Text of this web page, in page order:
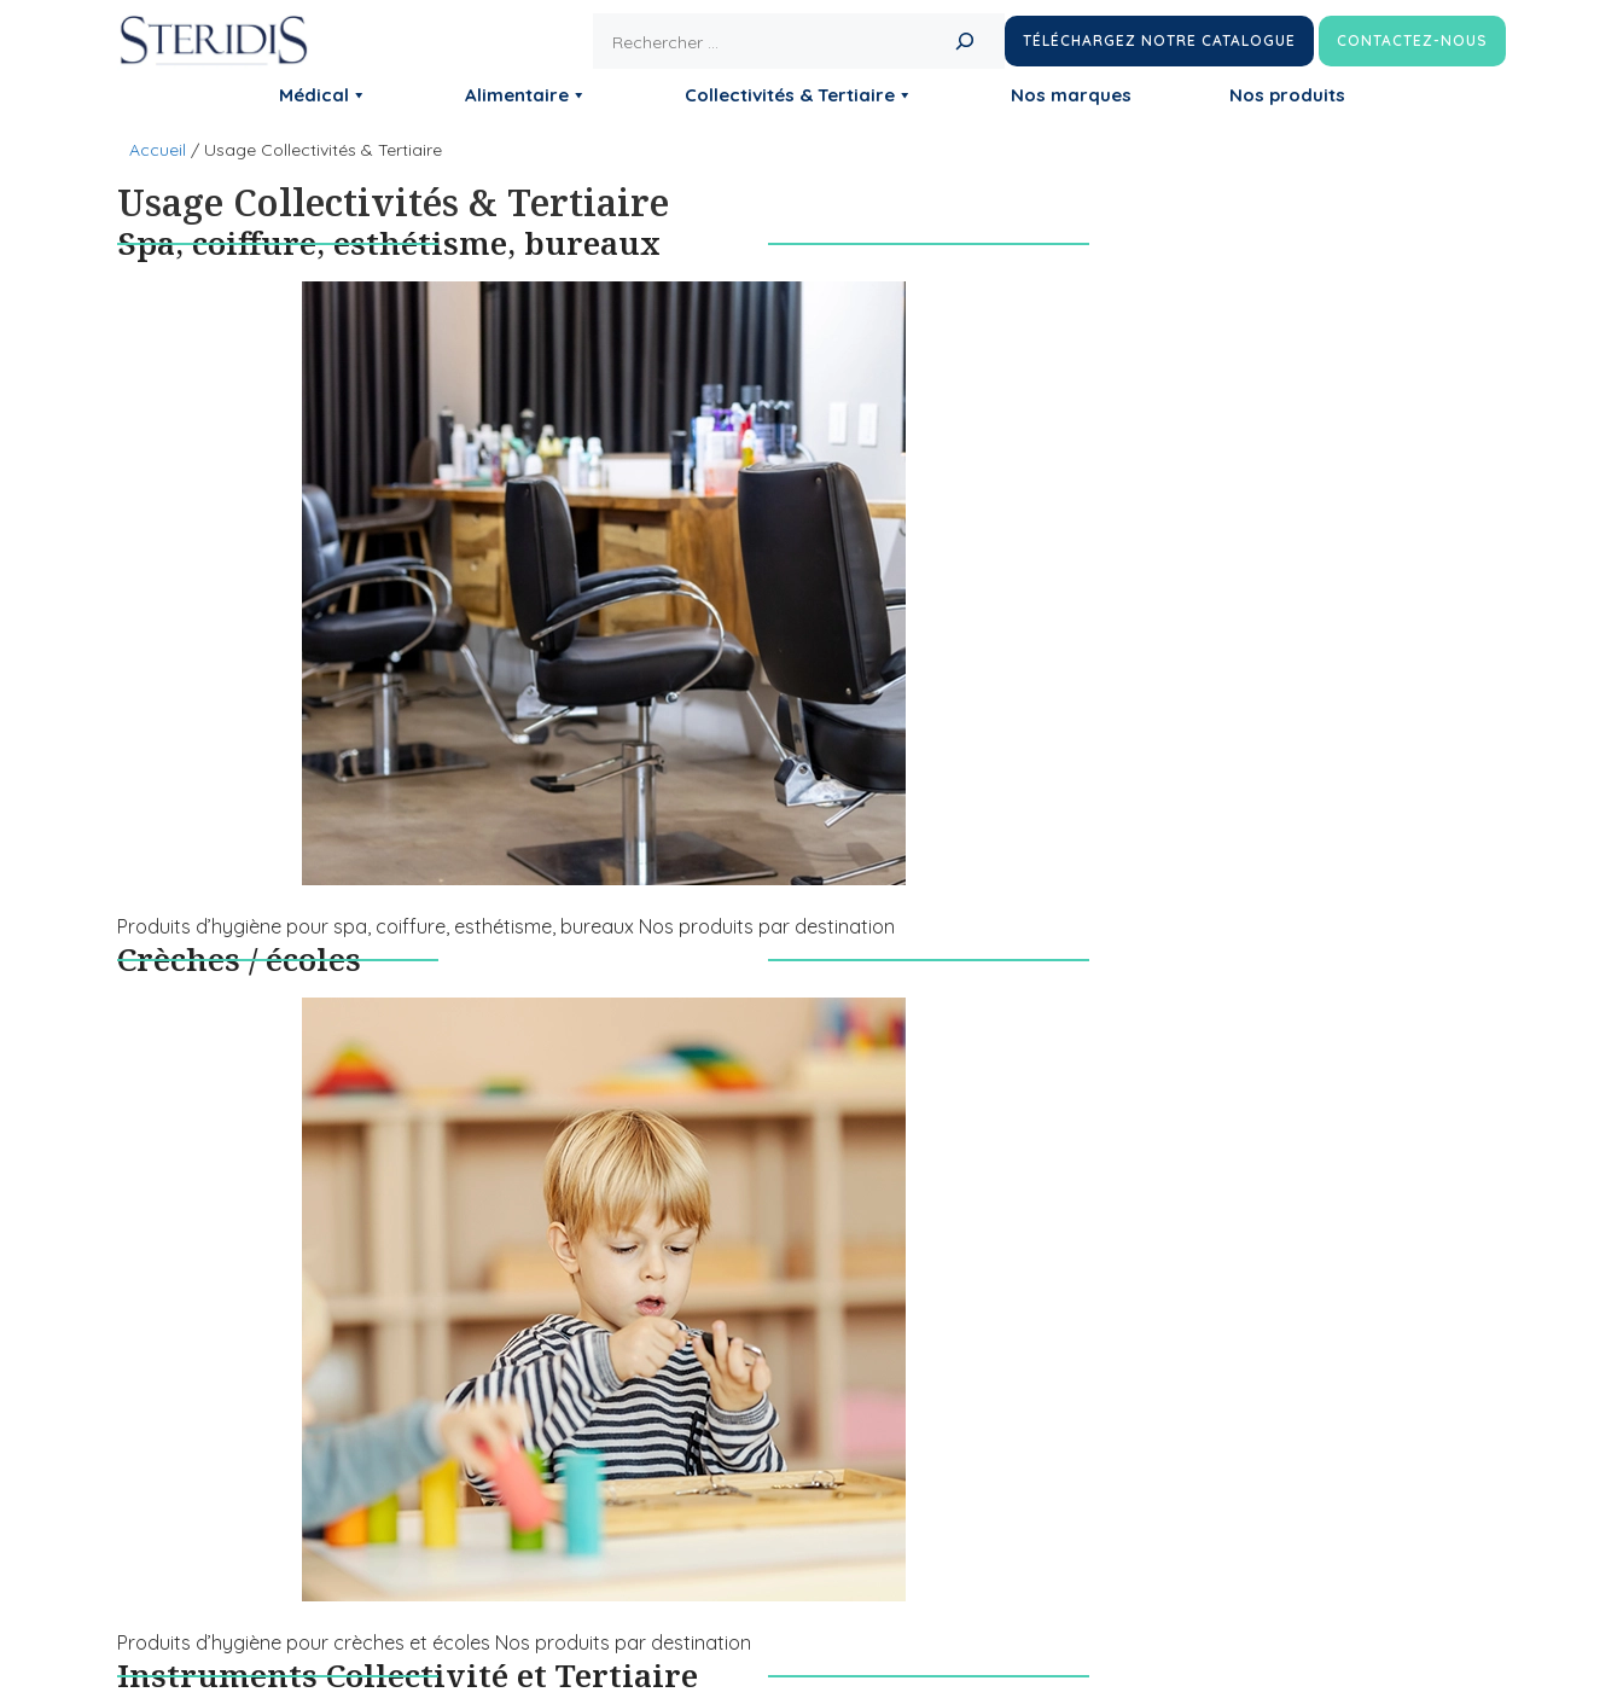
TÉLÉCHARGEZ NOTRE CATALOGUE CONTACTEZ-NOUS
Médical Alimentaire Collectivités & Tertiaire Nos marques Nos produits
Accueil / Usage Collectivités & Tertiaire
Usage Collectivités & Tertiaire
Spa, coiffure, esthétisme, bureaux
Produits d’hygiène pour spa, coiffure, esthétisme, bureaux Nos produits par destination
Crèches / écoles
Produits d’hygiène pour crèches et écoles Nos produits par destination
Instruments Collectivité et Tertiaire